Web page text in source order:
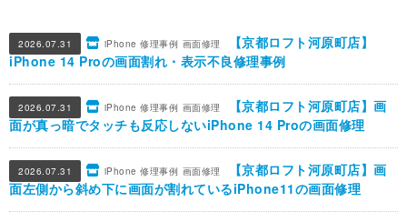
2026.07.31 iPhone 修理事例 画面修理
【京都ロフト河原町店】
iPhone 14 Proの画面割れ・表示不良修理事例
2026.07.31 iPhone 修理事例 画面修理
【京都ロフト河原町店】画
面が真っ暗でタッチも反応しないiPhone 14 Proの画面修理
2026.07.31 iPhone 修理事例 画面修理
【京都ロフト河原町店】画
面左側から斜め下に画面が割れているiPhone11の画面修理